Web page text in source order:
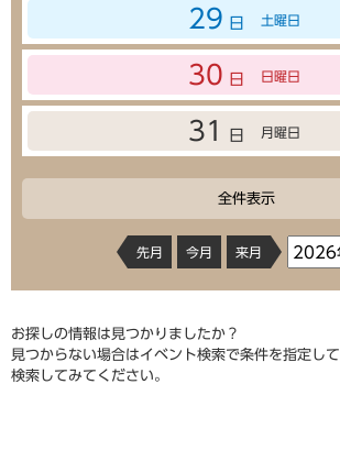
29 日 土曜日
30 日 日曜日
31 日 月曜日
全件表示
先月 今月 来月
お探しの情報は見つかりましたか？
見つからない場合はイベント検索で条件を指定して
検索してみてください。